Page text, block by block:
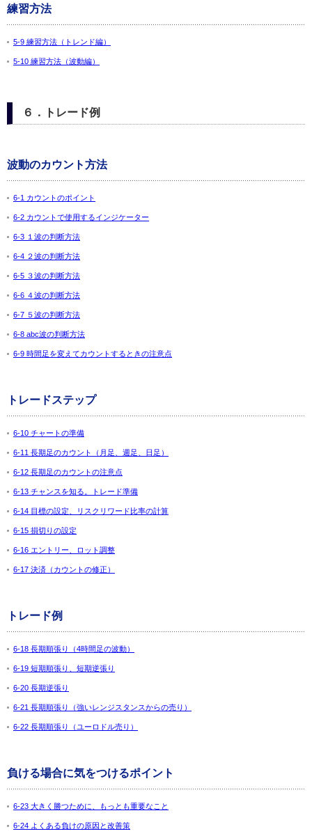
練習方法
5-9 練習方法（トレンド編）
5-10 練習方法（波動編）
６．トレード例
波動のカウント方法
6-1 カウントのポイント
6-2 カウントで使用するインジケーター
6-3 １波の判断方法
6-4 ２波の判断方法
6-5 ３波の判断方法
6-6 ４波の判断方法
6-7 ５波の判断方法
6-8 abc波の判断方法
6-9 時間足を変えてカウントするときの注意点
トレードステップ
6-10 チャートの準備
6-11 長期足のカウント（月足、週足、日足）
6-12 長期足のカウントの注意点
6-13 チャンスを知る。トレード準備
6-14 目標の設定、リスクリワード比率の計算
6-15 損切りの設定
6-16 エントリー、ロット調整
6-17 決済（カウントの修正）
トレード例
6-18 長期順張り（4時間足の波動）
6-19 短期順張り、短期逆張り
6-20 長期逆張り
6-21 長期順張り（強いレンジスタンスからの売り）
6-22 長期順張り（ユーロドル売り）
負ける場合に気をつけるポイント
6-23 大きく勝つために、もっとも重要なこと
6-24 よくある負けの原因と改善策